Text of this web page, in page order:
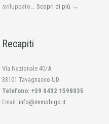
sviluppato... Scopri di più →
Recapiti
Via Nazionale 40/A
33101 Tavagnacco UD
Telefono: +39 0432 1598035
Email: info@immobigo.it